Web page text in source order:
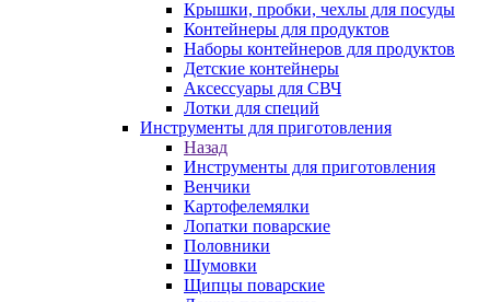
Крышки, пробки, чехлы для посуды
Контейнеры для продуктов
Наборы контейнеров для продуктов
Детские контейнеры
Аксессуары для СВЧ
Лотки для специй
Инструменты для приготовления
Назад
Инструменты для приготовления
Венчики
Картофелемялки
Лопатки поварские
Половники
Шумовки
Щипцы поварские